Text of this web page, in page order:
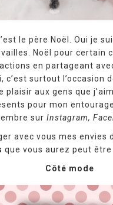
le père Noël. Oui je
Noël pour certain
en partageant
c’est surtout l’occasion
aux gens que
pour mon
sur Instagram,
avec vous mes envies
que vous aurez peut être
Côté mode